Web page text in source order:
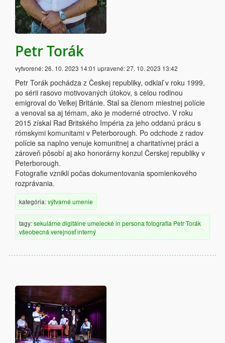
Petr Torák
vytvorené:26. 10. 2023 14:01 upravené:27. 10. 2023 13:42
Petr Torák pochádza z Českej republiky, odkiaľ v roku 1999,
po sérii rasovo motivovaných útokov, s celou rodinou
emigroval do Veľkej Británie. Stal sa členom miestnej polície
a venoval sa aj témam, ako je moderné otroctvo. V roku
2015 získal Rad Britského Impéria za jeho oddanú prácu s
rómskymi komunitami v Peterborough. Po odchode z radov
polície sa naplno venuje komunitnej a charitatívnej práci a
zároveň pôsobí aj ako honorárny konzul Čerskej republiky v
Peterborough.
Fotografie vznikli počas dokumentovania spomienkového
rozprávania.
kategória:výtvarné umenie
tagy:sekulárne digitálne umelecké in persona fotografia Petr Torák
všeobecná verejnosťinterný